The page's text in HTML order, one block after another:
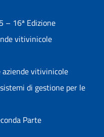
– 16ª Edizione
vitivinicole
aziende vitivinicole
di gestione per le
Parte